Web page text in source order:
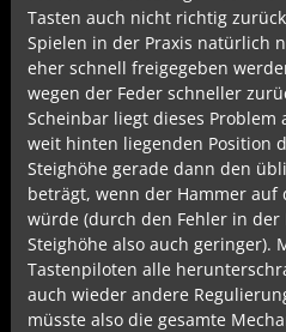
Tasten auch nicht richtig
Spielen in der Praxis natürlich
eher schnell freigegeben
wegen der Feder schneller
Scheinbar liegt dieses
weit hinten liegenden Position
Steighöhe gerade dann den
beträgt, wenn der Hammer auf
würde (durch den Fehler in der
Steighöhe also auch geringer).
Tastenpiloten alle
auch wieder andere
müsste also die gesamte